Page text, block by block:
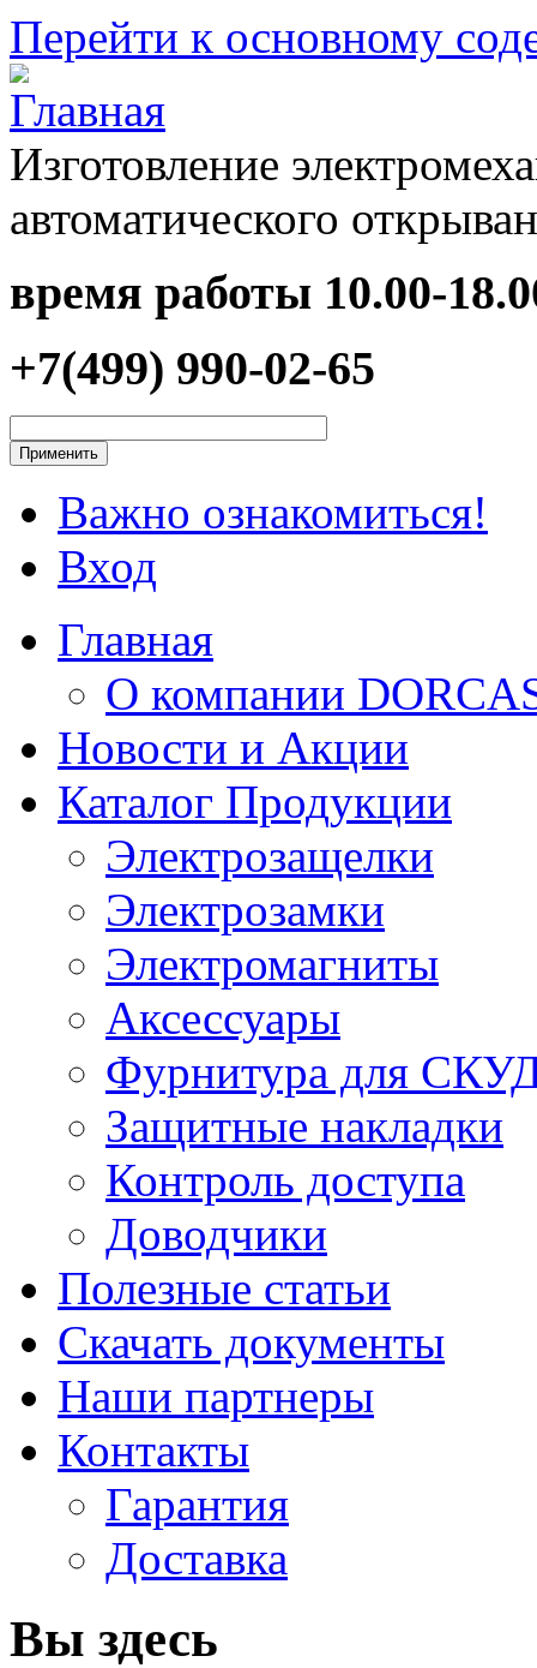
Перейти к основному
Изготовление
автоматического
время работы 10.00-
+7(499) 990-02-65
Важно ознакомиться!
Вход
Главная
О компании
Новости и Акции
Каталог Продукции
Электрозащелки
Электрозамки
Электромагниты
Аксессуары
Фурнитура для
Защитные накладки
Контроль доступа
Доводчики
Полезные статьи
Скачать документы
Наши партнеры
Контакты
Гарантия
Доставка
Вы здесь